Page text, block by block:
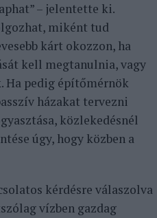
– jelentette ki.
miként tud
kárt okozzon, ha
kell megtanulnia, vagy
Ha pedig építőmérnök
házakat tervezni
közlekedésnél
úgy, hogy közben a
kérdésre válaszolva
vízben gazdag